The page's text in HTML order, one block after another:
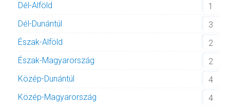
Dél-Alföld
1
Dél-Dunántúl
3
Észak-Alföld
2
Észak-Magyarország
2
Közép-Dunántúl
4
Közép-Magyarország
4